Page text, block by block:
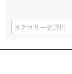
カ